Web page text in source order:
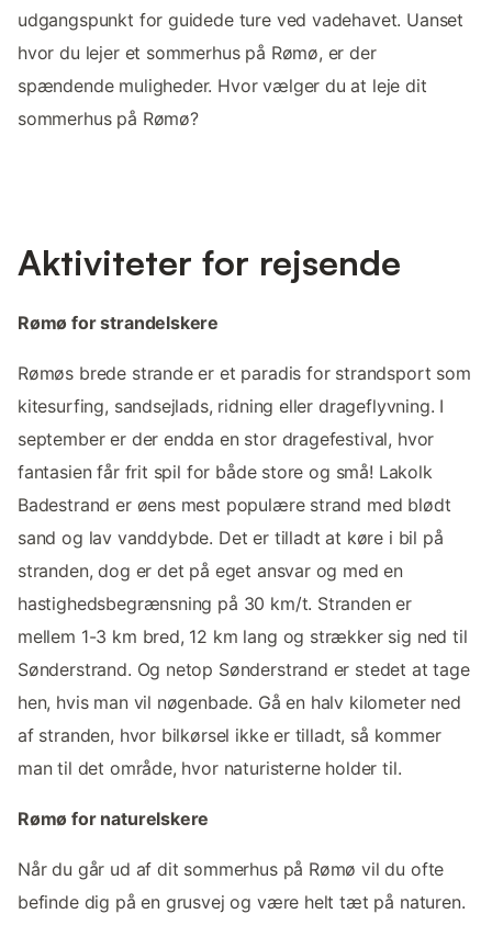
udgangspunkt for guidede ture ved vadehavet. Uanset
hvor du lejer et sommerhus på Rømø, er der
spændende muligheder. Hvor vælger du at leje dit
sommerhus på Rømø?
Aktiviteter for rejsende
Rømø for strandelskere
Rømøs brede strande er et paradis for strandsport som
kitesurfing, sandsejlads, ridning eller drageflyvning. I
september er der endda en stor dragefestival, hvor
fantasien får frit spil for både store og små! Lakolk
Badestrand er øens mest populære strand med blødt
sand og lav vanddybde. Det er tilladt at køre i bil på
stranden, dog er det på eget ansvar og med en
hastighedsbegrænsning på 30 km/t. Stranden er
mellem 1-3 km bred, 12 km lang og strækker sig ned til
Sønderstrand. Og netop Sønderstrand er stedet at tage
hen, hvis man vil nøgenbade. Gå en halv kilometer ned
af stranden, hvor bilkørsel ikke er tilladt, så kommer
man til det område, hvor naturisterne holder til.
Rømø for naturelskere
Når du går ud af dit sommerhus på Rømø vil du ofte
befinde dig på en grusvej og være helt tæt på naturen.